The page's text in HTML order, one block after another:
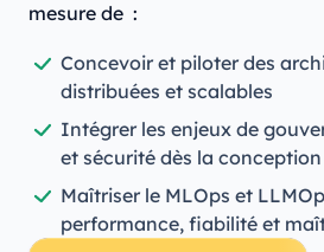
mesure de :
Concevoir et piloter des
distribuées et scalables
Intégrer les enjeux de
et sécurité dès la conception
Maîtriser le MLOps et
performance, fiabilité et